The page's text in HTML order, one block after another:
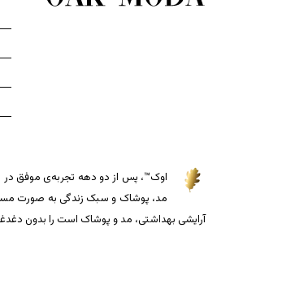
اوک™، پس از دو دهه تجربه‌ی موفق در
مد، پوشاک و سبک زندگی به صورت
آرایشی بهداشتی، مد و پوشاک است را بدون